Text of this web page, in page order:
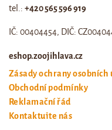
tel.: +420 565 596 919
IČ: 00404454, DIČ:
eshop.zoojihlava.cz
Zásady ochrany osobních
Obchodní podmínky
Reklamační řád
Kontaktujte nás